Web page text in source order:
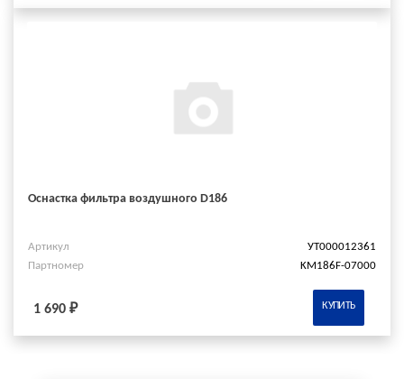
Оснастка фильтра воздушного D186
Артикул
УТ000012361
Партномер
KM186F-07000
1 690 ₽ КУПИТЬ